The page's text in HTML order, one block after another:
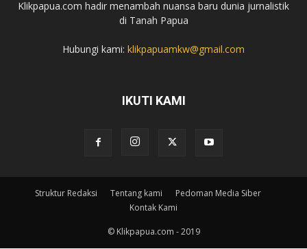
Klikpapua.com hadir menambah nuansa baru dunia jurnalistik
di Tanah Papua
Hubungi kami: klikpapuamkw@gmail.com
IKUTI KAMI
Struktur Redaksi Tentang kami
Pedoman Media Siber
Kontak Kami
© Klikpapua.com - 2019